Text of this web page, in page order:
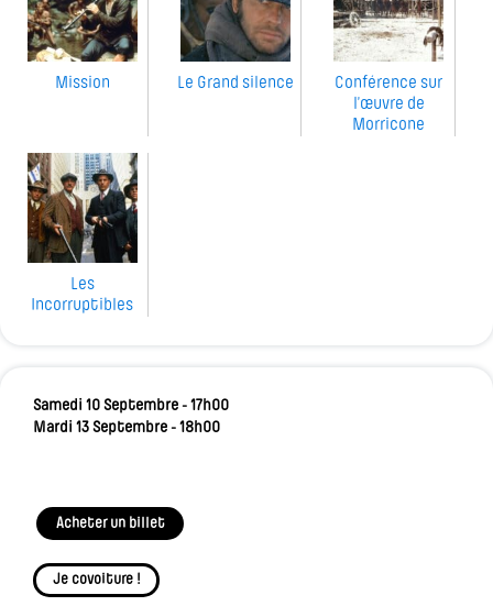
Mission Le Grand silence
Conférence sur
l’œuvre de
Morricone
Les
Incorruptibles
Samedi 10 Septembre - 17h00
Mardi 13 Septembre - 18h00
Acheter un billet
Je covoiture !